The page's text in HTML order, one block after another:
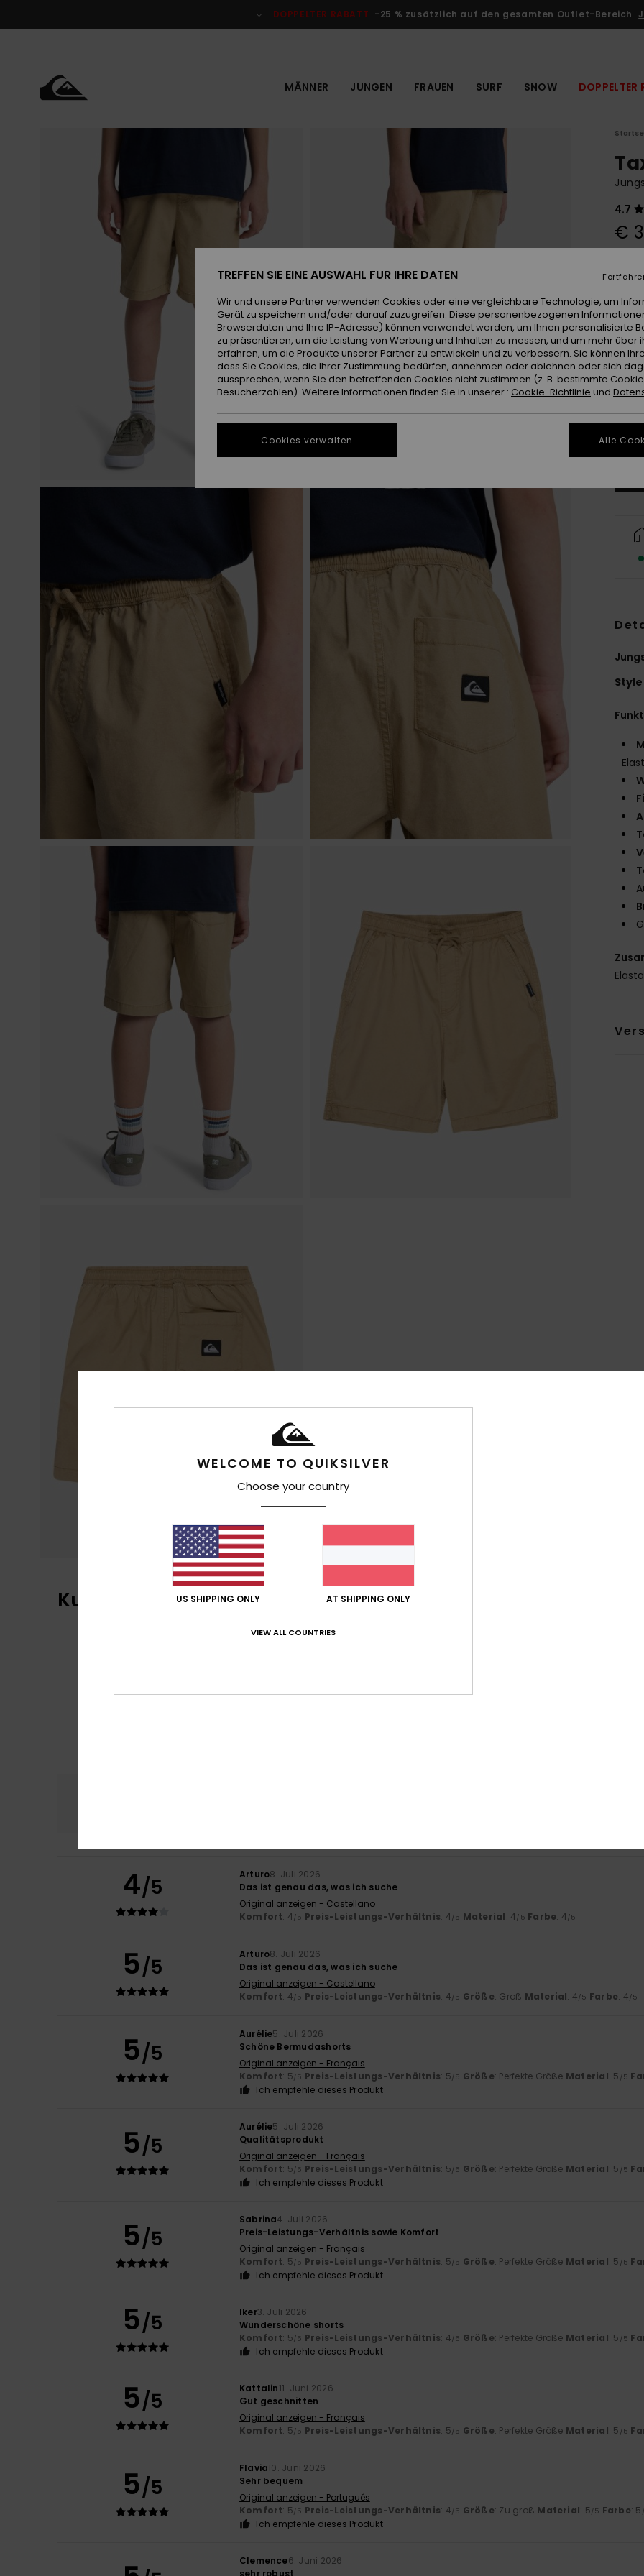
DOPPELTER RABATT -25 % zusätzlich auf den gesamten Outlet-Bereich
MÄNNER JUNGEN FRAUEN SURF SNOW DOPPELTER
4.7
€
Farbe
8
Style
Kundenbewertungen
4.7
4/5 Arturo8. Juli 2026
Das ist genau das, was ich suche
Original anzeigen - Castellano
Komfort: 4/5 Preis-Leistungs-Verhältnis: 4/5 Material: 4/5 Farbe: 4/5
5/5 Arturo8. Juli 2026
Das ist genau das, was ich suche
Original anzeigen - Castellano
Komfort: 4/5 Preis-Leistungs-Verhältnis: 4/5 Größe: Groß Material: 4/5 Farbe: 4/5
5/5
Aurélie5. Juli 2026
Schöne Bermudashorts
Original anzeigen - Français
Komfort: 5/5 Preis-Leistungs-Verhältnis: 5/5 Größe: Perfekte Größe Material: 5 /5
Ich empfehle dieses Produkt
5/5
Aurélie5. Juli 2026
Qualitätsprodukt
Original anzeigen - Français
Komfort: 5/5 Preis-Leistungs-Verhältnis: 5/5 Größe: Perfekte Größe Material: 5 /5
Ich empfehle dieses Produkt
5/5
Sabrina4. Juli 2026
Preis-Leistungs-Verhältnis sowie Komfort
Original anzeigen - Français
Komfort: 5/5 Preis-Leistungs-Verhältnis: 5/5 Größe: Perfekte Größe Material: 5 /5
Ich empfehle dieses Produkt
5/5 Iker3. Juli 2026
Wunderschöne shorts
Komfort: 5/5 Preis-Leistungs-Verhältnis: 4/5 Größe: Perfekte Größe Material: 5 /5
Ich empfehle dieses Produkt
5/5 Kattalin11. Juni 2026
Gut geschnitten
Original anzeigen - Français
Komfort: 5/5 Preis-Leistungs-Verhältnis: 5/5 Größe: Perfekte Größe Material: 5 /5
5/5
Flavia10. Juni 2026
Sehr bequem
Original anzeigen - Português
Komfort: 5/5 Preis-Leistungs-Verhältnis: 4/5 Größe: Zu groß Material: 5/5 Farbe: 5
Ich empfehle dieses Produkt
Clemence6. Juni 2026
WELCOME TO QUIKSILVER
Choose your country
US SHIPPING ONLY AT SHIPPING ONLY
VIEW ALL COUNTRIES
TREFFEN SIE EINE AUSWAHL FÜR IHRE DATEN
Wir und unsere Partner verwenden Cookies oder eine vergleichbare Technologie, um
Gerät zu speichern und/oder darauf zuzugreifen. Diese personenbezogenen
Browserdaten und Ihre IP-Adresse) können verwendet werden, um Ihnen personalisierte
zu präsentieren, um die Leistung von Werbung und Inhalten zu messen, und um mehr über
erfahren, um die Produkte unserer Partner zu entwickeln und zu verbessern. Sie können
dass Sie Cookies, die Ihrer Zustimmung bedürfen, annehmen oder ablehnen oder sich
aussprechen, wenn Sie den betreffenden Cookies nicht zustimmen (z. B. bestimmte
Besucherzahlen). Weitere Informationen finden Sie in unserer : Cookie-Richtlinie und
Cookies verwalten Alle